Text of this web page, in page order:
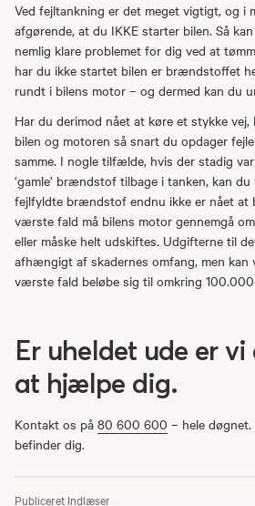
Ved fejltankning er det meget vigtigt, og i
afgørende, at du IKKE starter bilen. Så
nemlig klare problemet for dig ved at
har du ikke startet bilen er brændstoffet
rundt i bilens motor – og dermed kan du
Har du derimod nået at køre et stykke
bilen og motoren så snart du opdager
samme. I nogle tilfælde, hvis der stadig
‘gamle’ brændstof tilbage i tanken, kan
fejlfyldte brændstof endnu ikke er nået at
værste fald må bilens motor gennemgå
eller måske helt udskiftes. Udgifterne til
afhængigt af skadernes omfang, men kan
værste fald beløbe sig til omkring 100.000
Er uheldet ude er
at hjælpe dig.
Kontakt os på 80 600 600 – hele
befinder dig.
Publiceret Indlæser